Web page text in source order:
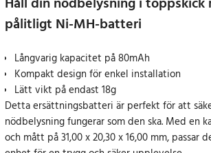
pålitligt Ni-MH-batteri
Långvarig kapacitet på 80mAh
Kompakt design för enkel installation
Lätt vikt på endast 18g
Detta ersättningsbatteri är perfekt för att
nödbelysning fungerar som den ska. Med en
och mått på 31,00 x 20,30 x 16,00 mm, passar